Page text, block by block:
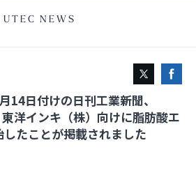
UTEC NEWS
14日付けの日刊工業新聞、
洋インキ（株）向けに脂肪酸エ
たことが掲載されました